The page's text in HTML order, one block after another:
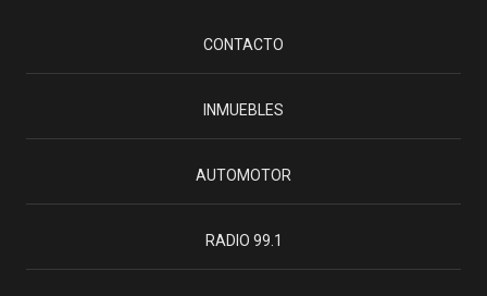
CONTACTO
INMUEBLES
AUTOMOTOR
RADIO 99.1